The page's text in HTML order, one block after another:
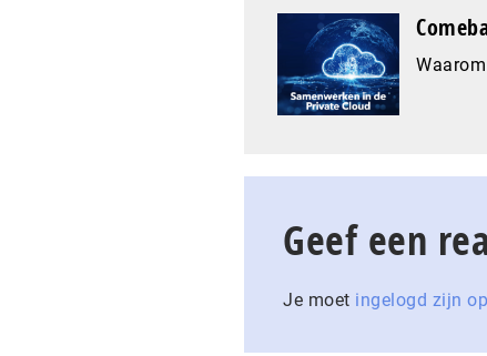
Geef een
Je moet ingelogd zijn op